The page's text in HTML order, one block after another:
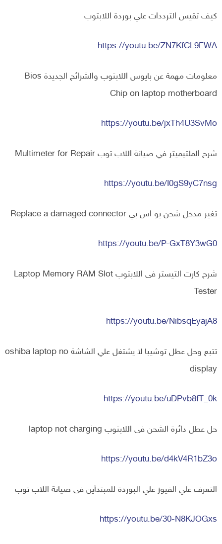
كيف تقيس الترددات علي بوردة اللابتوب
https://youtu.be/ZN7KfCL9FWA
معلومات مهمة عن بايوس اللابتوب والشرائح الجديدة Bios
Chip on laptop motherboard
https://youtu.be/jxTh4U3SvMo
شرح الملتيميتر في صيانة اللاب توب Multimeter for Repair
https://youtu.be/I0gS9yC7nsg
تغير مدخل شحن يو اس بي Replace a damaged connector
https://youtu.be/P-GxT8Y3wG0
شرح كارت التيستر فى اللابتوب Laptop Memory RAM Slot
Tester
https://youtu.be/NibsqEyajA8
تتبع وحل عطل توشيبا لا يشتغل علي الشاشة oshiba laptop no
display
https://youtu.be/uDPvb8fT_0k
حل عطل دائرة الشحن فى اللابتوب laptop not charging
https://youtu.be/d4kV4R1bZ3o
التعرف علي الفيوز علي البوردة للمبتدأين فى صيانة اللاب توب
https://youtu.be/30-N8KJOGxs